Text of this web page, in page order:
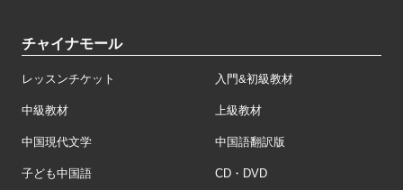
チャイナモール
レッスンチケット 入門&初級教材
中級教材 上級教材
中国現代文学 中国語翻訳版
子ども中国語 CD・DVD